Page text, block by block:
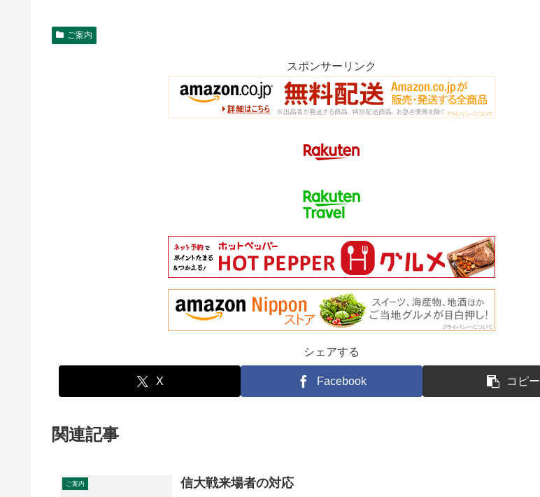
ご案内
スポンサーリンク
シェアする
X Facebook コピー
関連記事
ご案内 信大戦来場者の対応